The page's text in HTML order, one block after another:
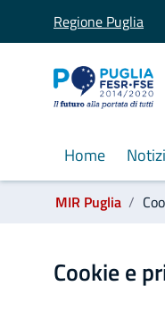
Regione Puglia
Home
MIR Puglia
Cookie e